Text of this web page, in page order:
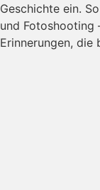
Geschichte ein.
und Fotoshooting
Erinnerungen, die